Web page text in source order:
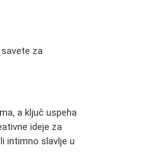
za
a ključ uspeha
ideje za
intimno slavlje u